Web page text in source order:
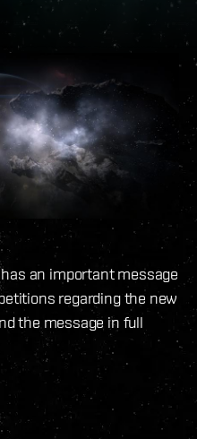
an important message
regarding the new
the message in full